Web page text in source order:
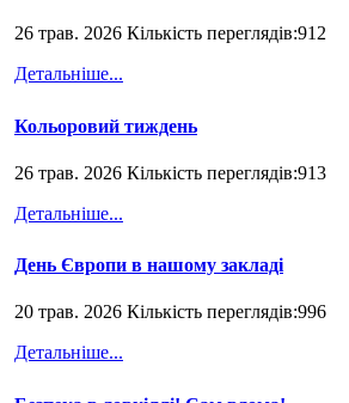
26 трав. 2026 Кількість переглядів:912
Детальніше...
Кольоровий тиждень
26 трав. 2026 Кількість переглядів:913
Детальніше...
День Європи в нашому закладі
20 трав. 2026 Кількість переглядів:996
Детальніше...